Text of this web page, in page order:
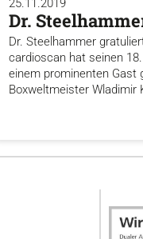
25.11.2019
Dr.
Dr. Steelhammer
cardioscan hat seinen
einem prominenten Gast
Boxweltmeister Wladimir